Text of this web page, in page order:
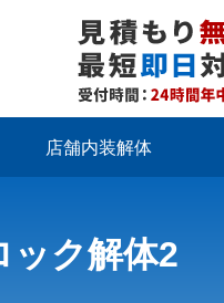
店舗内装解体
ック解体2